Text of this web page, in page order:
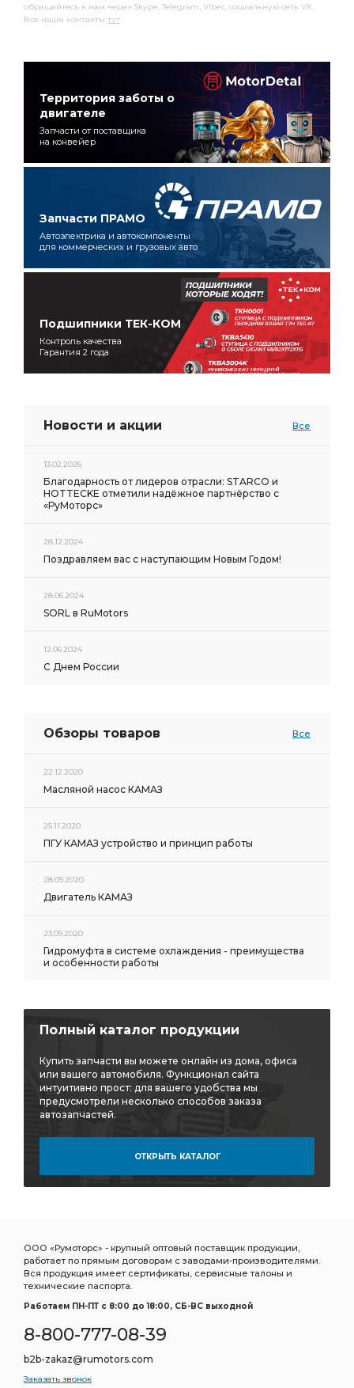
обращайтесь к нам через Skype, Telegram, Viber, социальную сеть VK.
Все наши контакты тут.
Территория заботы о
двигателе
Запчасти от поставщика
на конвейер
Запчасти ПРАМО
Автоэлектрика и автокомпоненты
для коммерческих и грузовых авто
Подшипники ТЕК-КОМ
Контроль качества
Гарантия 2 года
Новости и акции Все
13.02.2026
Благодарность от лидеров отрасли: STARCO и
HOTTECKE отметили надёжное партнёрство с
«РуМоторс»
28.12.2024
Поздравляем вас с наступающим Новым Годом!
28.06.2024
SORL в RuMotors
12.06.2024
С Днем России
Обзоры товаров Все
22.12.2020
Масляной насос КАМАЗ
25.11.2020
ПГУ КАМАЗ устройство и принцип работы
28.09.2020
Двигатель КАМАЗ
23.09.2020
Гидромуфта в системе охлаждения - преимущества
и особенности работы
Полный каталог продукции
Купить запчасти вы можете онлайн из дома, офиса
или вашего автомобиля. Функционал сайта
интуитивно прост: для вашего удобства мы
предусмотрели несколько способов заказа
автозапчастей.
ОТКРЫТЬ КАТАЛОГ
ООО «Румоторс» - крупный оптовый поставщик продукции,
работает по прямым договорам с заводами-производителями.
Вся продукция имеет сертификаты, сервисные талоны и
технические паспорта.
Работаем ПН-ПТ c 8:00 до 18:00, СБ-ВС выходной
8-800-777-08-39
b2b-zakaz@rumotors.com
Заказать звонок